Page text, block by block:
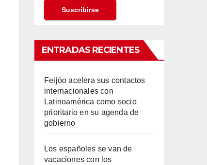
ENTRADAS RECIENTES
Feijóo acelera sus contactos
internacionales con
Latinoamérica como socio
prioritario en su agenda de
gobierno
Los españoles se van de
vacaciones con los